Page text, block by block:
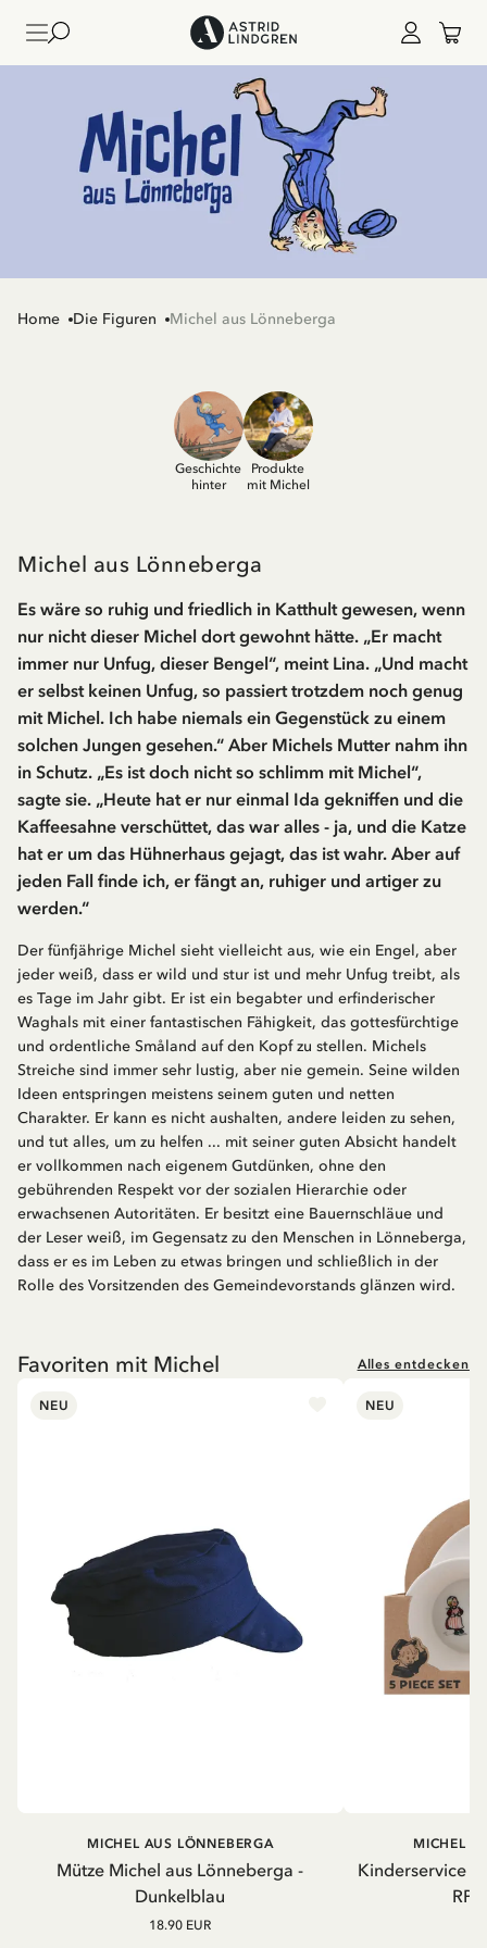
Home Die Figuren Michel aus Lönneberga
Geschichte
hinter
Produkte
mit Michel
Michel aus Lönneberga
Es wäre so ruhig und friedlich in Katthult gewesen, wenn
nur nicht dieser Michel dort gewohnt hätte. „Er macht
immer nur Unfug, dieser Bengel“, meint Lina. „Und macht
er selbst keinen Unfug, so passiert trotzdem noch genug
mit Michel. Ich habe niemals ein Gegenstück zu einem
solchen Jungen gesehen.“ Aber Michels Mutter nahm ihn
in Schutz. „Es ist doch nicht so schlimm mit Michel“,
sagte sie. „Heute hat er nur einmal Ida gekniffen und die
Kaffeesahne verschüttet, das war alles - ja, und die Katze
hat er um das Hühnerhaus gejagt, das ist wahr. Aber auf
jeden Fall finde ich, er fängt an, ruhiger und artiger zu
werden.“
Der fünfjährige Michel sieht vielleicht aus, wie ein Engel, aber
jeder weiß, dass er wild und stur ist und mehr Unfug treibt, als
es Tage im Jahr gibt. Er ist ein begabter und erfinderischer
Waghals mit einer fantastischen Fähigkeit, das gottesfürchtige
und ordentliche Småland auf den Kopf zu stellen. Michels
Streiche sind immer sehr lustig, aber nie gemein. Seine wilden
Ideen entspringen meistens seinem guten und netten
Charakter. Er kann es nicht aushalten, andere leiden zu sehen,
und tut alles, um zu helfen ... mit seiner guten Absicht handelt
er vollkommen nach eigenem Gutdünken, ohne den
gebührenden Respekt vor der sozialen Hierarchie oder
erwachsenen Autoritäten. Er besitzt eine Bauernschläue und
der Leser weiß, im Gegensatz zu den Menschen in Lönneberga,
dass er es im Leben zu etwas bringen und schließlich in der
Rolle des Vorsitzenden des Gemeindevorstands glänzen wird.
Favoriten mit Michel Alles entdecken
NEU
Mütze Michel aus Lönneberga -
Dunkelblau
MICHEL AUS LÖNNEBERGA
18.90 EUR
NEU
Kinderservice
MICHEL